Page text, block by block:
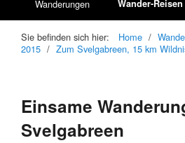
Wanderungen Wander-Reisen
Sie befinden sich hier: Home /
2015 / Zum Svelgabreen, 15 km
Einsame
Svelgabreen